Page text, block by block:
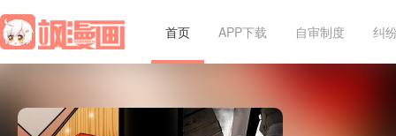
首页 APP下载 自审制度 纠